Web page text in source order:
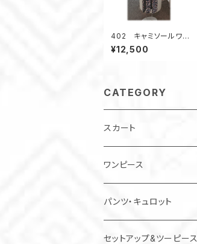
402 キャミソールワン
ピース ジャンパース
カート 紺色系 着丈1
¥12,500
CATEGORY
スカート
ワンピース
チュニック
ジャンパースカート
パンツ・キュロット
セットアップ&ツーピース